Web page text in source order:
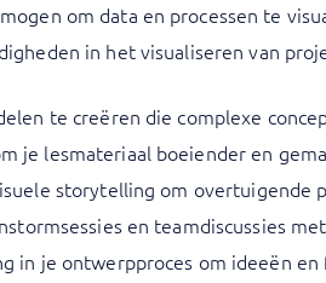
om data en processen te
in het visualiseren van
te creëren die complexe
je lesmateriaal boeiender en
storytelling om overtuigende
en teamdiscussies
in je ontwerpproces om ideeën